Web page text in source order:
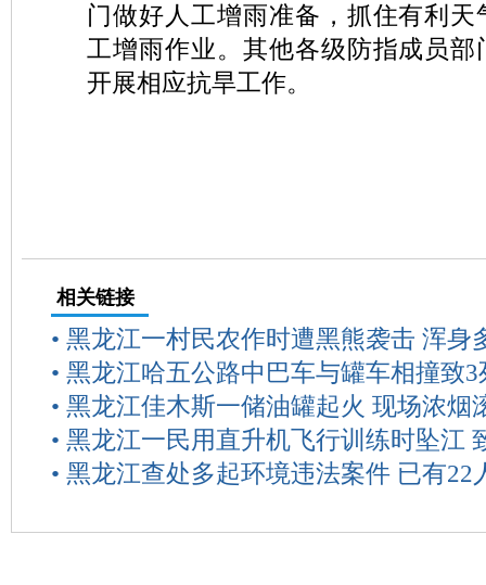
门做好人工增雨准备，抓住有利
工增雨作业。其他各级防指成员部
开展相应抗旱工作。
相关链接
• 黑龙江一村民农作时遭黑熊袭击 浑身
• 黑龙江哈五公路中巴车与罐车相撞致3
• 黑龙江佳木斯一储油罐起火 现场浓烟
• 黑龙江一民用直升机飞行训练时坠江
• 黑龙江查处多起环境违法案件 已有22